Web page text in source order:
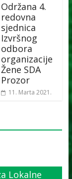
Održana 4.
redovna
sjednica
Izvršnog
odbora
organizacije
Žene SDA
Prozor
11. Marta 2021.
Lokalne